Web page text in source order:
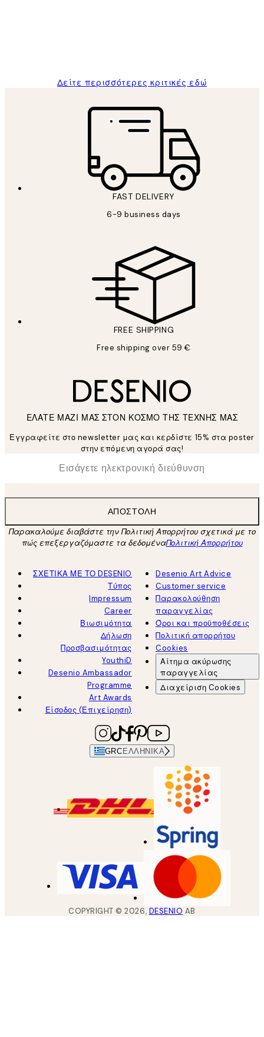
Δείτε περισσότερες κριτικές εδώ
FAST DELIVERY
6-9 business days
FREE SHIPPING
Free shipping over 59 €
ΕΛΑΤΕ ΜΑΖΙ ΜΑΣ ΣΤΟΝ ΚΟΣΜΟ ΤΗΣ ΤΕΧΝΗΣ ΜΑΣ
Εγγραφείτε στο newsletter μας και κερδίστε 15% στα poster
στην επόμενη αγορά σας!
Ηλεκτρονική Διεύθυνση
ΑΠΟΣΤΟΛΉ
Παρακαλούμε διαβάστε την Πολιτική Απορρήτου σχετικά με το
πώς επεξεργαζόμαστε τα δεδομέναΠολιτική Απορρήτου
ΣΧΕΤΙΚΑ ΜΕ ΤΟ DESENIO
Τύπος
Impressum
Career
Βιωσιμότητα
Δήλωση
Προσβασιμότητας
YouthiD
Desenio Ambassador
Programme
Art Awards
Είσοδος (Επιχείρηση)
Desenio Art Advice
Customer service
Παρακολούθηση
παραγγελίας
Όροι και προϋποθέσεις
Πολιτική απορρήτου
Cookies
Αίτημα ακύρωσης
παραγγελίας
Διαχείριση Cookies
GRC ΕΛΛΗΝΙΚΆ
COPYRIGHT ©2026, DESENIO AB